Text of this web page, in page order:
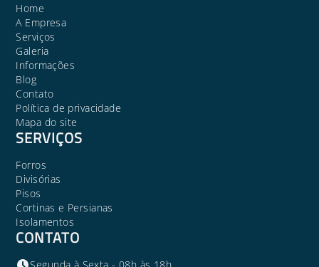
Home
A Empresa
Serviços
Galeria
Informações
Blog
Contato
Política de privacidade
Mapa do site
SERVIÇOS
Forros
Divisórias
Pisos
Cortinas e Persianas
Isolamentos
CONTATO
Segunda à Sexta - 08h às 18h